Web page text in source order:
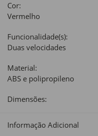
Cor:
Vermelho
Funcionalidade(s):
Duas velocidades
Material:
ABS e polipropileno
Dimensões:
Sortido:
Informação Adicional